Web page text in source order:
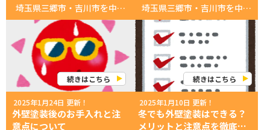
埼玉県三郷市・吉川市を中心に活動中！ 創業３０年 塗装に没頭する会社！ 外壁屋根塗装 専門店いのペン 初夏の外壁塗装はベストタイミング！？その理由と注意点を解説！ こんにちは！外壁塗装店『いのペン』です。 気温も徐々に上がってくる初夏は、実は外壁塗装にとって最適なシーズンのひとつです。 今回は、初夏に外壁塗装を行うメリットと、気をつけたいポイントについてご紹介します。 1. 初夏の外壁塗装がおすすめな理由 【1】比較的天候が安定している 初夏（5〜6月頃）は梅雨入り前で、比較的天候が安定しているため、工事が予定通りに進みやすいのが大きなメリットです。 【2】気温・湿度が塗料に適している 塗料の乾燥には気温と湿度のバランスが重要。初夏は気温が15〜25度前後で、乾燥に適した環境となるため、塗膜がしっかり仕上がります。 【3】繁忙期を避けられることも 春のピークが過ぎているため、業者のスケジュールにも余裕があることが多く、希望のタイミングで着工しやすくなります。 2. 初夏に外壁塗装をする際の注意点 【1】梅雨入り前に終わらせる 地域によっては6月上旬に梅雨入りすることもあるため、スケジュールには余裕を持って早めに準備しましょう。 【2】早めの相談・見積もり依頼 季節が進むと梅雨や真夏の暑さが始まるため、初夏のタイミングで工事を希望するなら、4月中〜5月初旬には業者へ相談するのがおすすめです。 初夏の塗装は計画的に！ 初夏の外壁塗装は、天候や気温、業者のスケジュールなどを総合的に見て理想的なタイミングです。 「梅雨前に終わらせたい」「夏の暑さ対策をしたい」という方は、早めの計画と業者選びがカギになります。 初夏を逃さず、快適で美しい住まいづくりを始めましょう！ お気軽にお問合せしてねなのら！ お問い合わせ先 TEL: 0120-420-899 営業時間: 9:00〜18:00（月・日曜祝定休） あなたへのオススメ情報！ ▼最新のお得なチラシ▼ ▼無料！外壁・屋根診断▼ ▼無料！雨漏り診断▼ ▼最新！カラーシュミレーション▼ ▼地域最大ショールーム情報▼ https://inopen.jp/cms/wp-content/uploads/2024/02/08db111db98e6dee98204bd093a0b0bb.mp4 あなたへのオススメ記事 ▼【超必見】失敗しない！塗装業者の選び方！▼ ▼いのペン、プレオープンイベント！1日目！▼ ▼いのペンギャラリー｜いのペン漫画一覧▼ ▼いきなりインタビュー「20代現役塗装職人の実態」前編▼ ▼【新事実！】出来たばかりじゃない！創業30年の長～い歴史！▼ ▼いのペンSNSはコチラ▼ 公式SNS一覧
続きはこちら
埼玉県三郷市・吉川市を中心に活動中！ 創業３０年 塗装に没頭する会社！ 外壁屋根塗装 専門店いのペン 信頼できる外壁塗装業者の見分け方とは？チェックポイント5選 こんにちは！外壁塗装店『いのペン』です。 外壁塗装は高額なリフォームの一つです。 信頼できる業者を選ばないと、手抜き工事や高額請求のリスクが高まります。 そこで今回は、安心して任せられる外壁塗装業者の見分け方について、5つのチェックポイントを紹介します。 1.見積もりの内容が明確で詳細に書かれているか 信頼できる業者は、塗料の種類、施工範囲、工事内容、費用の内訳を細かく記載した見積もりを提示してくれます。 見積もりがざっくりと「一式」などと記載されている場合、後から追加料金を請求される可能性があるため注意しましょう。
続きはこちら
2025年1月24日 更新！
外壁塗装後のお手入れと注
意点について
2025年1月10日 更新！
冬でも外壁塗装はできる？
メリットと注意点を徹底解